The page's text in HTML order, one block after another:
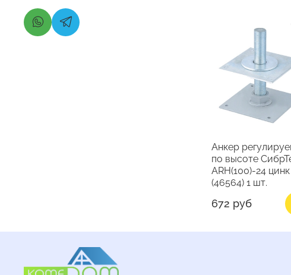
Анкер
по высоте
ARH(100)-24 цинк
(46564) 1 шт.
672 руб